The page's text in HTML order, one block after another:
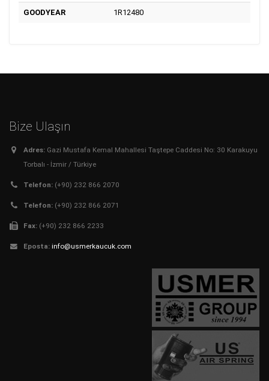
GOODYEAR 1R12480
Bize Ulaşın
Adres: Gazi Mustafa Kemal Mahallesi Taştepe Caddesi No: 30 Karakuyu
Torbalı - İzmir / Türkiye
Telefon: (+90) 232 866 2070
Telefon: (+90) 232 866 2071
Fax: (+90) 232 866 2233
Eposta: info@usmerkaucuk.com